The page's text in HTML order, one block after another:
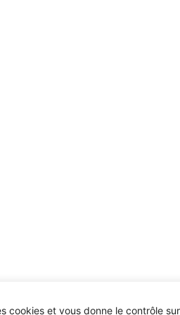
cookies et vous donne le contrôle